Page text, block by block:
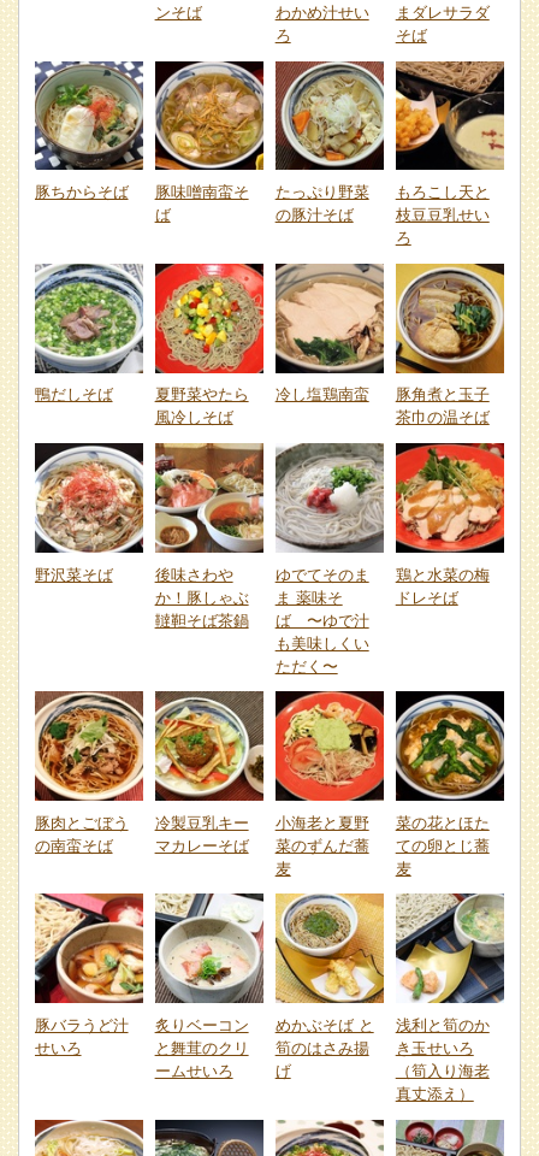
ンそば
わかめ汁せい
ろ
まダレサラダ
そば
豚ちからそば
豚味噌南蛮そ
ば
たっぷり野菜
の豚汁そば
もろこし天と
枝豆豆乳せい
ろ
鴨だしそば
夏野菜やたら
風冷しそば
冷し塩鶏南蛮
豚角煮と玉子
茶巾の温そば
野沢菜そば
後味さわや
か！豚しゃぶ
韃靼そば茶鍋
ゆでてそのま
ま 薬味そ
ば 〜ゆで汁
も美味しくい
ただく〜
鶏と水菜の梅
ドレそば
豚肉とごぼう
の南蛮そば
冷製豆乳キー
マカレーそば
小海老と夏野
菜のずんだ蕎
麦
菜の花とほた
ての卵とじ蕎
麦
豚バラうど汁
せいろ
炙りベーコン
と舞茸のクリ
ームせいろ
めかぶそば と
筍のはさみ揚
げ
浅利と筍のか
き玉せいろ
（筍入り海老
真丈添え）